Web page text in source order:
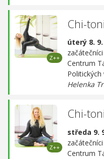
Chi-
úterý 8. 9.
Centrum
Politických
Helenka
Chi-
středa 9.
Centrum